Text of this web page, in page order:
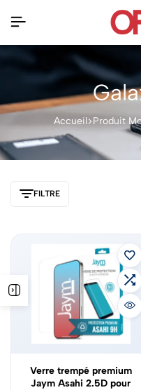
Accueil Produit
FILTRE
Verre trempé premium
Jaym Asahi 2.5D pour